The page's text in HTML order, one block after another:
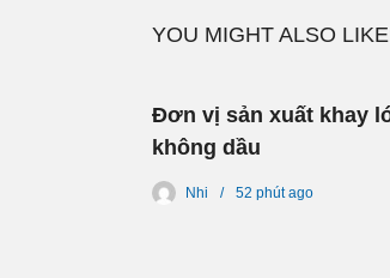
YOU MIGHT ALSO
Đơn vị sản xuất khay
không dầu
Nhi 52 phútago